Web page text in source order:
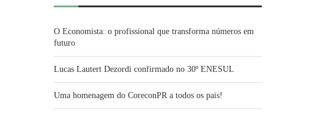
O Economista: o profissional que transforma números em
futuro
Lucas Lautert Dezordi confirmado no 30º ENESUL
Uma homenagem do CoreconPR a todos os pais!